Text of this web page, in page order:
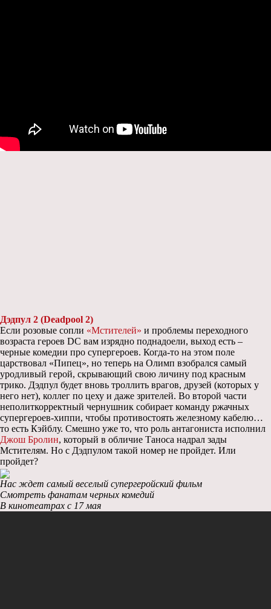
Дэдпул 2 (Deadpool 2)
Если розовые сопли «Мстителей» и проблемы переходного
возраста героев DC вам изрядно поднадоели, выход есть –
черные комедии про супергероев. Когда-то на этом поле
царствовал «Пипец», но теперь на Олимп взобрался самый
уродливый герой, скрывающий свою личину под красным
трико. Дэдпул будет вновь троллить врагов, друзей (которых у
него нет), коллег по цеху и даже зрителей. Во второй части
неполиткорректный чернушник собирает команду ржачных
супергероев-хиппи, чтобы противостоять железному кабелю…
то есть Кэйблу. Смешно уже то, что роль антагониста исполнил
Джош Бролин, который в обличие Таноса надрал зады
Мстителям. Но с Дэдпулом такой номер не пройдет. Или
пройдет?
Нас ждет самый веселый супергеройский фильм
Смотреть фанатам черных комедий
В кинотеатрах с 17 мая